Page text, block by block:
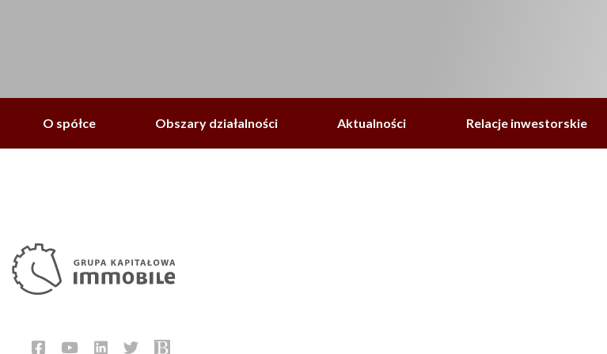
O spółce Obszary działalności Aktualności Relacje inwestorskie